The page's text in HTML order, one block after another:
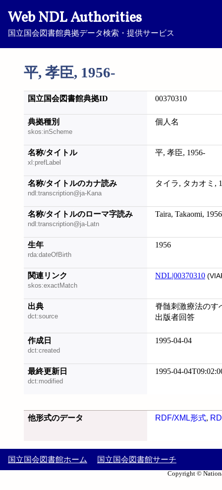
Web NDL Authorities
国立国会図書館典拠データ検索・提供サービス
平, 孝臣, 1956-
国立国会図書館典拠ID 00370310
典拠種別
skos:inScheme
個人名
名称/タイトル
xl:prefLabel
平, 孝臣, 1956-
名称/タイトルのカナ読み
ndl:transcription@ja-Kana
タイラ, タカオミ,
名称/タイトルのローマ字読み
ndl:transcription@ja-Latn
Taira, Takaomi,
生年
rda:dateOfBirth
1956
関連リンク
skos:exactMatch
NDL|00370310
出典
dct:source
脊髄刺激療法のす
出版者回答
作成日
dct:created
1995-04-04
最終更新日
dct:modified
1995-04-
他形式のデータ RDF/XML形式,
国立国会図書館ホーム 国立国会図書館サーチ
Copyright ©